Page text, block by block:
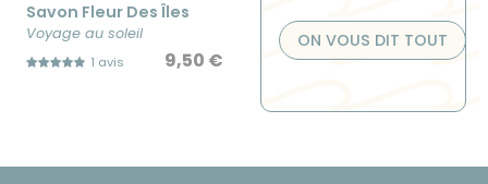
Savon Fleur Des Îles
Voyage au soleil
1 avis 9,50 €
ON VOUS DIT TOUT